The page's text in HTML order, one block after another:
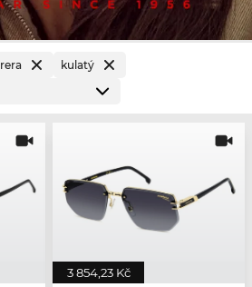
kulatý
3 854,23 Kč